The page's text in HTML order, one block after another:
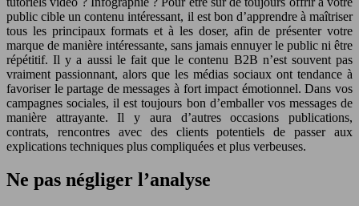
public cible un contenu intéressant, il est bon d’apprendre à maîtriser
tous les principaux formats et à les doser, afin de présenter votre
marque de manière intéressante, sans jamais ennuyer le public ni être
répétitif. Il y a aussi le fait que le contenu B2B n’est souvent pas
vraiment passionnant, alors que les médias sociaux ont tendance à
favoriser le partage de messages à fort impact émotionnel. Dans vos
campagnes sociales, il est toujours bon d’emballer vos messages de
manière attrayante. Il y aura d’autres occasions publications,
contrats, rencontres avec des clients potentiels de passer aux
explications techniques plus compliquées et plus verbeuses.
Ne pas négliger l’analyse